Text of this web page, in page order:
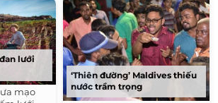
lưới
mạo
‘Thiên đường’ Maldives thiếu
nước trầm trọng